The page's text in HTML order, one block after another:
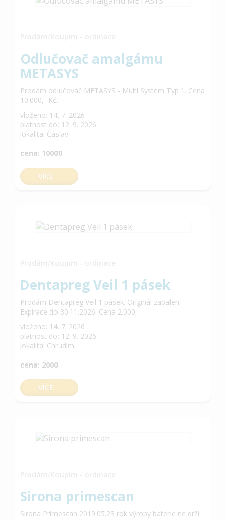
Odlučovač amalgámu
METASYS
Prodám odlučovač METASYS - Multi System Typ 1. Cena
10.000,- Kč.
vloženo: 14. 7. 2026
platnost do: 12. 9. 2026
lokalita: Čáslav
cena: 10000
VÍCE
Dentapreg Veil 1 pásek
Prodám Dentapreg Veil 1 pásek. Originál zabalen.
Expirace do 30.11.2026. Cena 2.000,-
vloženo: 14. 7. 2026
platnost do: 12. 9. 2026
lokalita: Chrudim
cena: 2000
VÍCE
Sirona primescan
Sirona Primescan 2019.05.23 rok výroby baterie ne drží